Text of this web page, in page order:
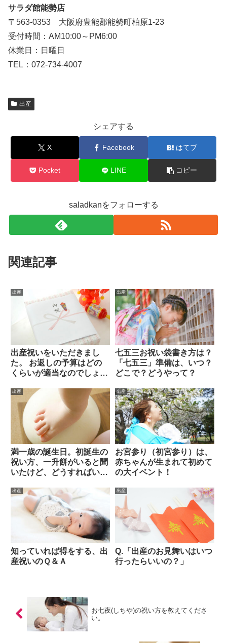
サラダ館能勢店
〒563-0353 大阪府豊能郡能勢町柏原1-23
受付時間：AM10:00～PM6:00
休業日：日曜日
TEL：072-734-4007
出産
シェアする
X Facebook はてブ
Pocket LINE コピー
saladkanをフォローする
関連記事
出産
出産祝いをいただきまし
た。 お返しの予算はどの
くらいが適当なのでしょう
出産
七五三お祝い袋書き方は？
「七五三」準備は、いつ？
どこで？どうやって？
出産
満一歳の誕生日。初誕生の
祝い方、一升餅がいると聞
いたけど、どうすればいい
出産
お宮参り（初宮参り）は、
赤ちゃんが生まれて初めて
の大イベント！
出産
知っていれば得をする、出
産祝いのＱ＆Ａ
出産
Q.「出産のお見舞いはいつ
行ったらいいの？」
お七夜(しちや)の祝い方を教えてくださ
い。